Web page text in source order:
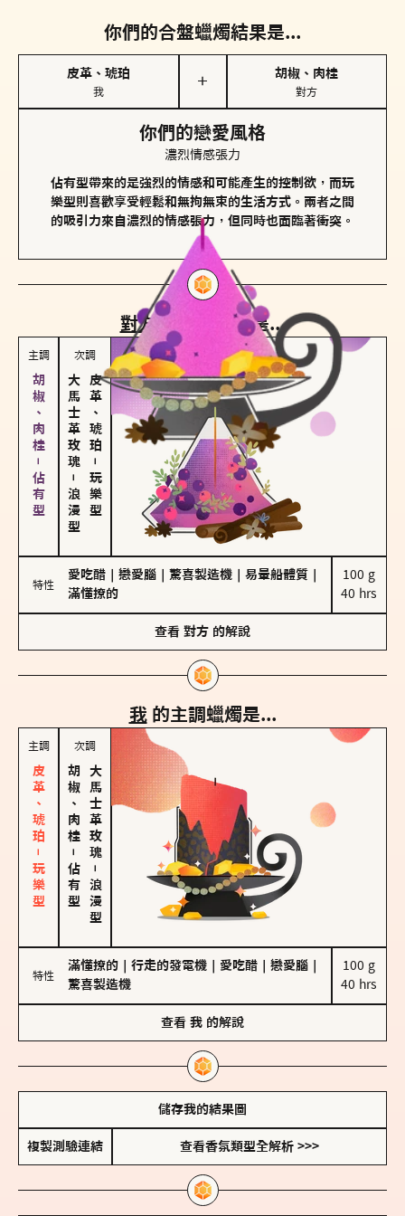
你們的合盤蠟燭結果是...
皮革、琥珀
我
＋
胡椒、肉桂
對方
你們的戀愛風格
濃烈情感張力
佔有型帶來的是強烈的情感和可能產生的控制欲，而玩
樂型則喜歡享受輕鬆和無拘無束的生活方式。兩者之間
的吸引力來自濃烈的情感張力，但同時也面臨著衝突。
對方 的主調蠟燭是...
主調
胡椒、肉桂－佔有型
次調
大馬士革玫瑰
－
浪漫型
皮革、琥珀
－
玩樂型
特性
愛吃醋 戀愛腦 驚喜製造機 易暈船體質
滿懂撩的
100 g
40 hrs
查看 對方 的解說
我 的主調蠟燭是...
主調
皮革、琥珀－玩樂型
次調
胡椒、肉桂
－
佔有型
大馬士革玫瑰
－
浪漫型
特性
滿懂撩的 行走的發電機 愛吃醋 戀愛腦
驚喜製造機
100 g
40 hrs
查看 我 的解說
儲存我的結果圖
複製測驗連結 查看香氛類型全解析 >>>